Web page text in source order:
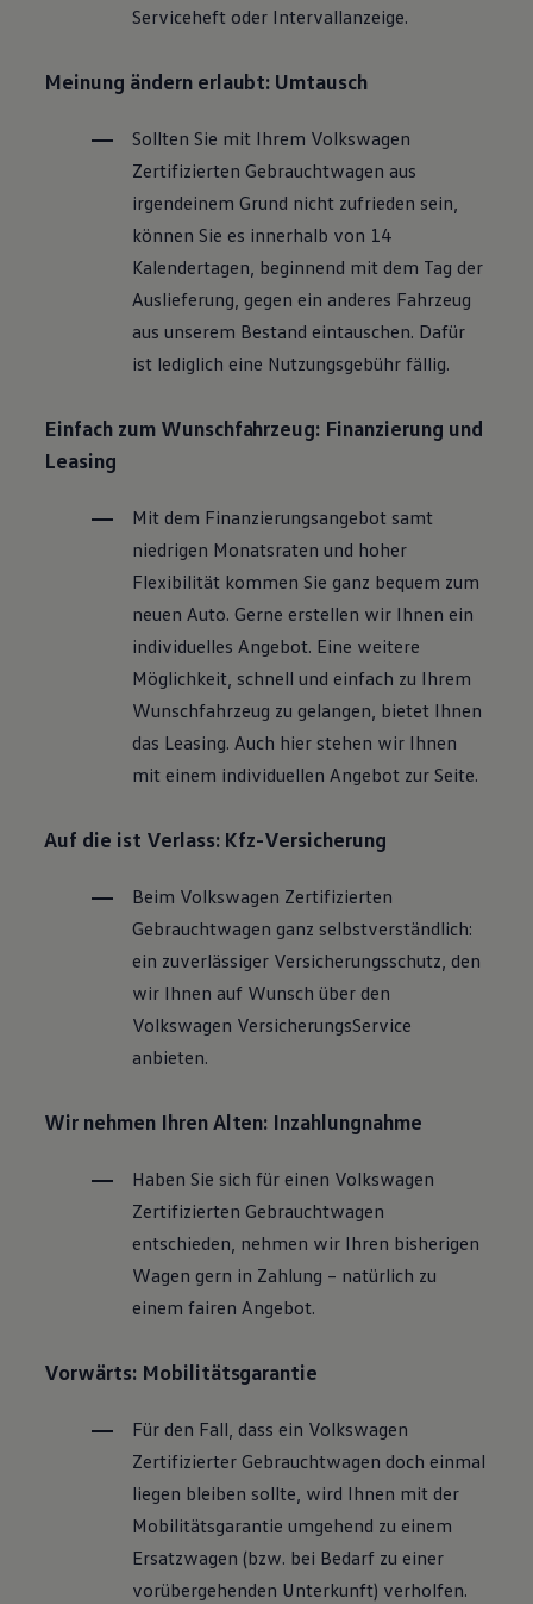
Magazin
Familie
Volkswagen R
Pannen- und Unfallhilfe
Volkswagen Kundenbetreuung
Serviceheft oder Intervallanzeige.
Meinung ändern erlaubt: Umtausch
Sollten Sie mit Ihrem Volkswagen
Zertifizierten Gebrauchtwagen aus
irgendeinem Grund nicht zufrieden sein,
können Sie es innerhalb von 14
Kalendertagen, beginnend mit dem Tag der
Auslieferung, gegen ein anderes Fahrzeug
aus unserem Bestand eintauschen. Dafür
ist lediglich eine Nutzungsgebühr fällig.
Einfach zum Wunschfahrzeug: Finanzierung und
Leasing
Mit dem Finanzierungsangebot samt
niedrigen Monatsraten und hoher
Flexibilität kommen Sie ganz bequem zum
neuen Auto. Gerne erstellen wir Ihnen ein
individuelles Angebot. Eine weitere
Möglichkeit, schnell und einfach zu Ihrem
Wunschfahrzeug zu gelangen, bietet Ihnen
das Leasing. Auch hier stehen wir Ihnen
mit einem individuellen Angebot zur Seite.
Auf die ist Verlass: Kfz-Versicherung
Beim Volkswagen Zertifizierten
Gebrauchtwagen ganz selbstverständlich:
ein zuverlässiger Versicherungsschutz, den
wir Ihnen auf Wunsch über den
Volkswagen VersicherungsService
anbieten.
Wir nehmen Ihren Alten: Inzahlungnahme
Haben Sie sich für einen Volkswagen
Zertifizierten Gebrauchtwagen
entschieden, nehmen wir Ihren bisherigen
Wagen gern in Zahlung – natürlich zu
einem fairen Angebot.
Vorwärts: Mobilitätsgarantie
Für den Fall, dass ein Volkswagen
Zertifizierter Gebrauchtwagen doch einmal
liegen bleiben sollte, wird Ihnen mit der
Mobilitätsgarantie umgehend zu einem
Ersatzwagen (bzw. bei Bedarf zu einer
vorübergehenden Unterkunft) verholfen.